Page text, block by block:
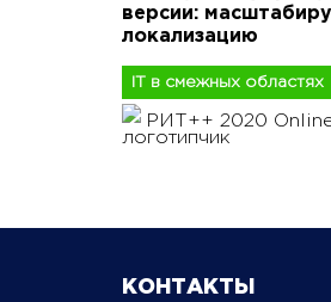
версии:
локализацию
IT в смежных областях
РИТ++ 2020
КОНТАКТЫ